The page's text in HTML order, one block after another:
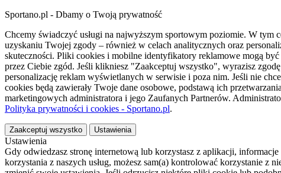
Sportano.pl - Dbamy o Twoją prywatność
Chcemy świadczyć usługi na najwyższym sportowym poziomie. W
uzyskaniu Twojej zgody – również w celach analitycznych oraz
skuteczności. Pliki cookies i mobilne identyfikatory reklamowe mogą
przez Ciebie zgód. Jeśli klikniesz "Zaakceptuj wszystko", wyrazisz
personalizację reklam wyświetlanych w serwisie i poza nim. Jeśli nie
cookies będą zawierały Twoje dane osobowe, podstawą ich
marketingowych administratora i jego Zaufanych Partnerów.
Polityka prywatności i cookies - Sportano.pl.
Zaakceptuj wszystko Ustawienia
Ustawienia
Gdy odwiedzasz stronę internetową lub korzystasz z aplikacji,
korzystania z naszych usług, możesz sam(a) kontrolować korzystanie